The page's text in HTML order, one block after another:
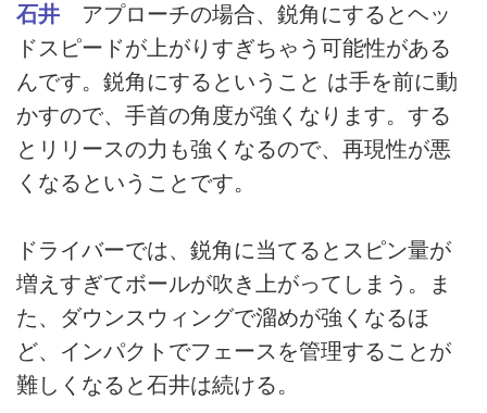
石井 アプローチの場合、鋭角にするとヘッ
ドスピードが上がりすぎちゃう可能性がある
んです。鋭角にするということ は手を前に動
かすので、手首の角度が強くなります。する
とリリースの力も強くなるので、再現性が悪
くなるということです。
ドライバーでは、鋭角に当てるとスピン量が
増えすぎてボールが吹き上がってしまう。ま
た、ダウンスウィングで溜めが強くなるほ
ど、インパクトでフェースを管理することが
難しくなると石井は続ける。